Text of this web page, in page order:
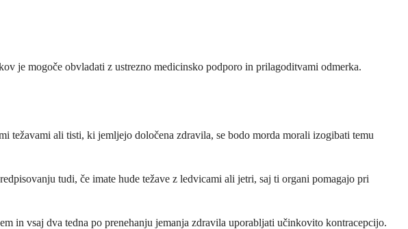
je mogoče obvladati z ustrezno medicinsko podporo in prilagoditvami odmerka.
težavami ali tisti, ki jemljejo določena zdravila, se bodo morda morali izogibati temu
tudi, če imate hude težave z ledvicami ali jetri, saj ti organi pomagajo pri
in vsaj dva tedna po prenehanju jemanja zdravila uporabljati učinkovito kontracepcijo.